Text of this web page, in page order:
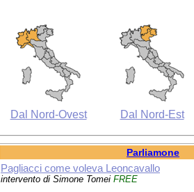
Dal Nord-Ovest Dal Nord-Est
Parliamone
Pagliacci come voleva Leoncavallo
intervento di Simone Tomei FREE